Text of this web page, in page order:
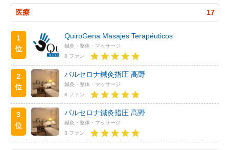
医療 17
1
位
QuiroGena Masajes Terapéuticos
鍼灸・整体・マッサージ
8 ファン
2
位
バルセロナ鍼灸指圧 高野
鍼灸・整体・マッサージ
8 ファン
3
位
バルセロナ鍼灸指圧 高野
鍼灸・整体・マッサージ
3 ファン